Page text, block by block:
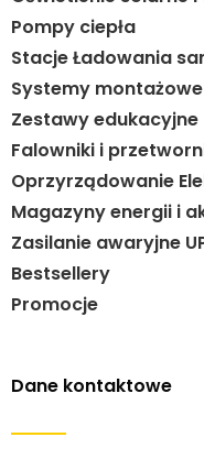
Pompy ciepła
Stacje Ładowania
Systemy montażowe
Zestawy edukacyjne
Falowniki i
Oprzyrządowanie
Magazyny energii i
Zasilanie awaryjne
Bestsellery
Promocje
Dane kontaktowe